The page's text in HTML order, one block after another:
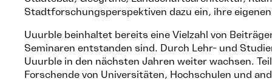
Stadtforschungsperspektiven dazu ein, ihre
Uuurble beinhaltet bereits eine Vielzahl von
Seminaren entstanden sind. Durch Lehr- und
Uuurble in den nächsten Jahren weiter wachsen.
Forschende von Universitäten, Hochschulen und